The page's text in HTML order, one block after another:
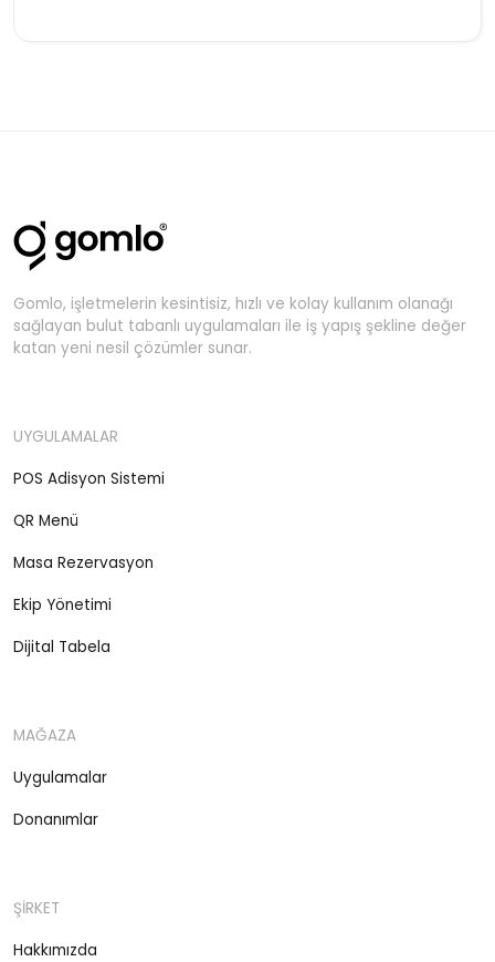
Gomlo, işletmelerin kesintisiz, hızlı ve kolay kullanım olanağı
sağlayan bulut tabanlı uygulamaları ile iş yapış şekline değer
katan yeni nesil çözümler sunar.
UYGULAMALAR
POS Adisyon Sistemi
QR Menü
Masa Rezervasyon
Ekip Yönetimi
Dijital Tabela
MAĞAZA
Uygulamalar
Donanımlar
ŞİRKET
Hakkımızda